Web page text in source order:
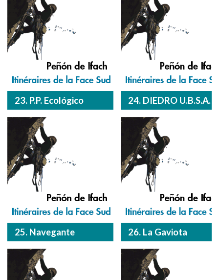
23. P.P. Ecológico 24. DIEDRO U.B.S.A.
25. Navegante 26. La Gaviota